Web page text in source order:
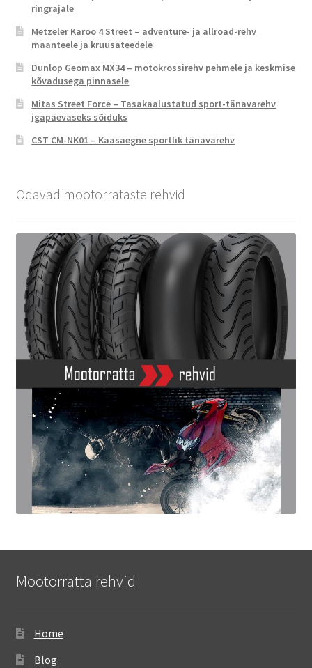
ringrajale
Metzeler Karoo 4 Street – adventure- ja allroad-rehv
maanteele ja kruusateedele
Dunlop Geomax MX34 – motokrossirehv pehmele ja keskmise
kõvadusega pinnasele
Mitas Street Force – Tasakaalustatud sport-tänavarehv
igapäevaseks sõiduks
CST CM-NK01 – Kaasaegne sportlik tänavarehv
Odavad mootorrataste rehvid
Mootorratta rehvid
Home
Blog